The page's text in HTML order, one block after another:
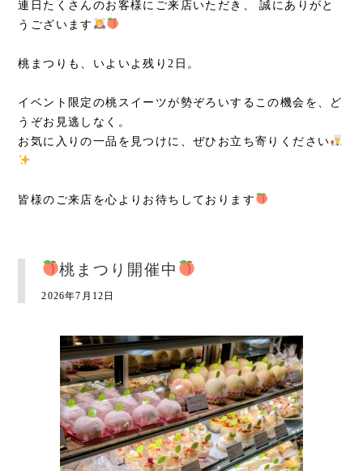
連日たくさんのお客様にご来店いただき、 誠にありがと
うございます
桃まつりも、いよいよ残り2日。
イベント限定の桃スイーツが勢ぞろいするこの機会を、ど
うぞお見逃しなく。
お気に入りの一品を見つけに、ぜひお立ち寄りください
皆様のご来店を心よりお待ちしております
桃まつり開催中
2026年7月12日